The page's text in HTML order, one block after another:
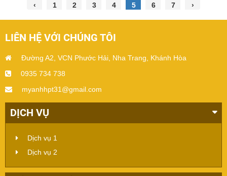
‹ 1 2 3 4 5 6 7 ›
LIÊN HỆ VỚI CHÚNG TÔI
Đường A2, VCN Phước Hải, Nha Trang, Khánh Hòa
0935 734 738
myanhhpt31@gmail.com
DỊCH VỤ
Dịch vụ 1
Dịch vụ 2